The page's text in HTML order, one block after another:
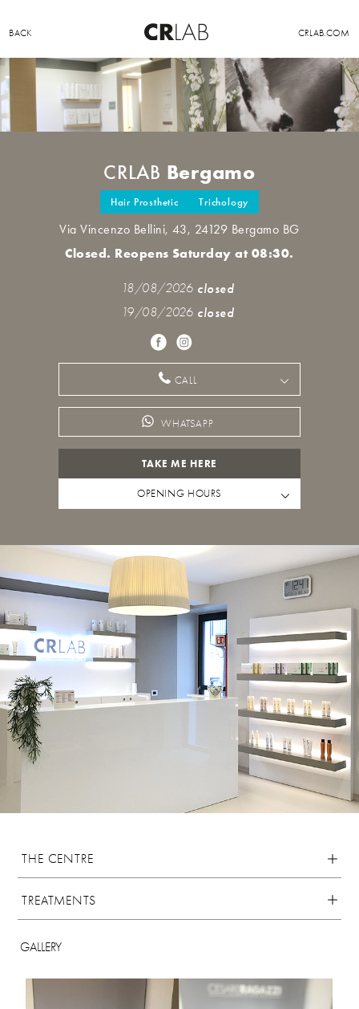
BACK CRLAB.COM
CRLAB Bergamo
Hair Prosthetic Trichology
Via Vincenzo Bellini, 43, 24129 Bergamo BG
Closed. Reopens Saturday at 08:30.
18/08/2026 closed
19/08/2026 closed
CALL
WHATSAPP
TAKE ME HERE
OPENING HOURS
THE CENTRE
TREATMENTS
GALLERY